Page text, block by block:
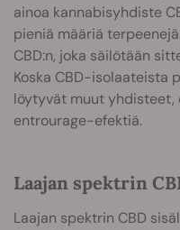
ainoa kannabisyhdiste
pieniä määriä
CBD:n, joka säilötään
Koska CBD-isolaateista
löytyvät muut
entrourage-efektiä.
Laajan spektrin
Laajan spektrin CBD